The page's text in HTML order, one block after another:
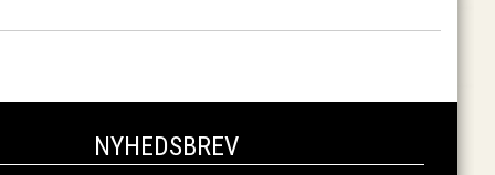
NYHEDSBREV